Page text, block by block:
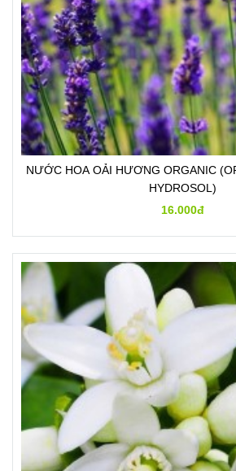
NƯỚC HOA OẢI HƯƠNG ORGANIC
HYDROSOL)
16.000đ